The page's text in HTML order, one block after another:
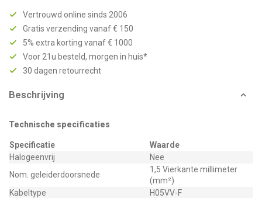
Vertrouwd online sinds 2006
Gratis verzending vanaf € 150
5% extra korting vanaf € 1000
Voor 21u besteld, morgen in huis*
30 dagen retourrecht
Beschrijving
Technische specificaties
Specificatie
Waarde
Halogeenvrij
Nee
Nom. geleiderdoorsnede
1,5 Vierkante millimeter
(mm²)
Kabeltype
H05VV-F